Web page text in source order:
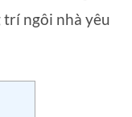
ngôi nhà yêu